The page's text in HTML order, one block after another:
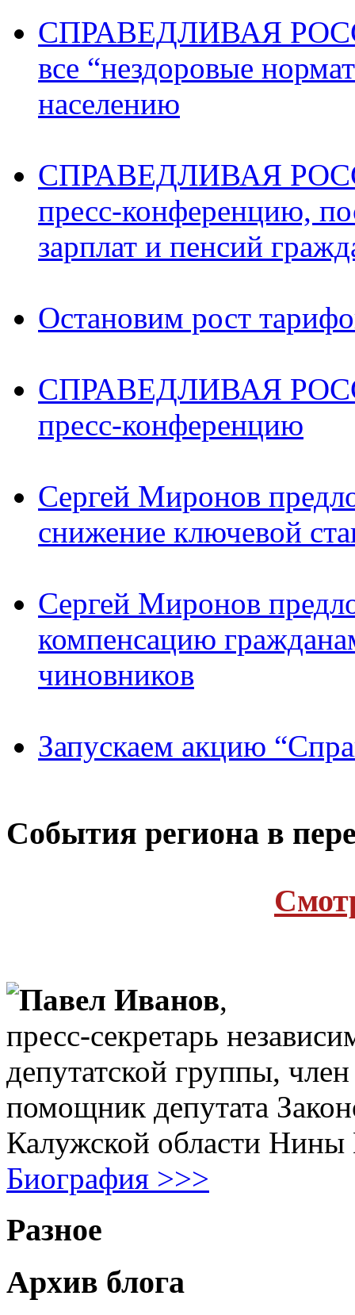
СПРАВЕДЛИВАЯ
все “нездоровые
населению
СПРАВЕДЛИВАЯ
пресс-конференцию,
зарплат и пенсий
Остановим рост
СПРАВЕДЛИВАЯ
пресс-конференцию
Сергей Миронов
снижение ключевой
Сергей Миронов
компенсацию
чиновников
Запускаем акцию
Cобытия региона в
Павел Иванов,
пресс-секретарь
депутатской группы,
помощник депутата
Калужской области
Биография >>>
Разное
Архив блога